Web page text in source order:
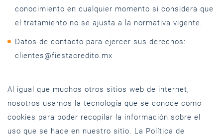
conocimiento en cualquier momento si considera que
el tratamiento no se ajusta a la normativa vigente.
Datos de contacto para ejercer sus derechos:
clientes@fiestacredito.mx
Al igual que muchos otros sitios web de internet,
nosotros usamos la tecnología que se conoce como
cookies para poder recopilar la información sobre el
uso que se hace en nuestro sitio. La Política de